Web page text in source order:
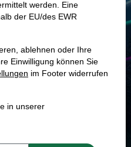
6,67 Mrd. USD
8,12 Mrd. USD
%
sein.
werden. Eine
der EU/des EWR
ablehnen oder Ihre
Einwilligung können Sie
im Footer widerrufen
in unserer